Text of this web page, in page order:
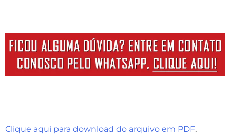
Clique aqui para download do arquivo em PDF.